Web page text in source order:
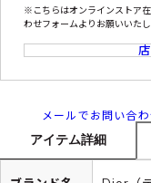
※こちらはオンラインストア
わせフォームよりお願いいた
メールでお問い合
アイテム詳細